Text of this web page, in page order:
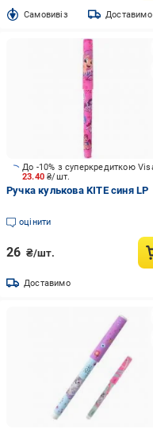
Cамовивіз Доставимо
23.40₴/шт.
Ручка кулькова KITE синя LP
оцінити
26 ₴/шт.
Доставимо